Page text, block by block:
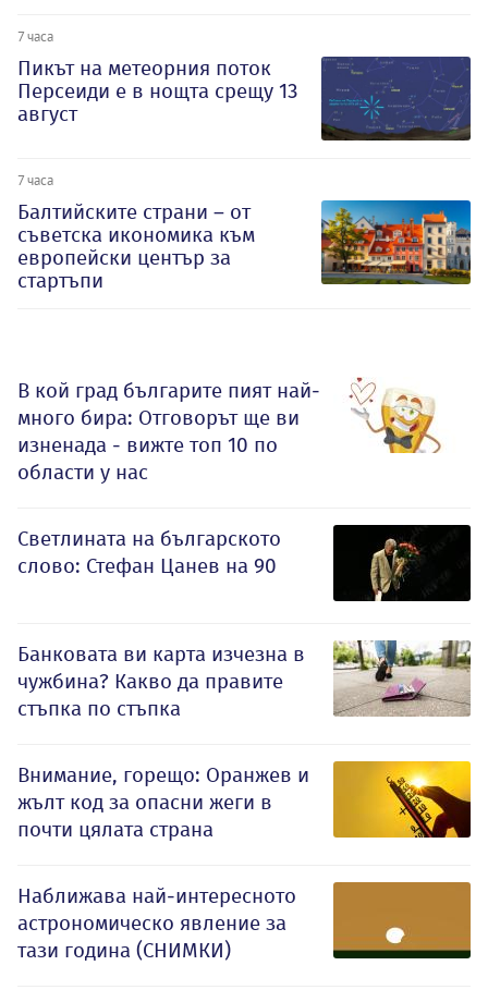
7 часа
Пикът на метеорния поток
Персеиди е в нощта срещу 13
август
7 часа
Балтийските страни – от
съветска икономика към
европейски център за
стартъпи
В кой град българите пият най-
много бира: Отговорът ще ви
изненада - вижте топ 10 по
области у нас
Светлината на българското
слово: Стефан Цанев на 90
Банковата ви карта изчезна в
чужбина? Какво да правите
стъпка по стъпка
Внимание, горещо: Оранжев и
жълт код за опасни жеги в
почти цялата страна
Наближава най-интересното
астрономическо явление за
тази година (СНИМКИ)